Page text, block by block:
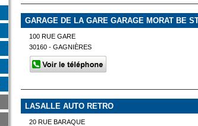
GARAGE DE LA GARE GARAGE MORAT BE
100 RUE GARE
30160 - GAGNIÈRES
LASALLE AUTO RETRO
20 RUE BARAQUE